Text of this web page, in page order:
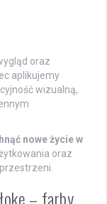
oraz
aplikujemy
wizualną,
nowe życie w
oraz
– farby,